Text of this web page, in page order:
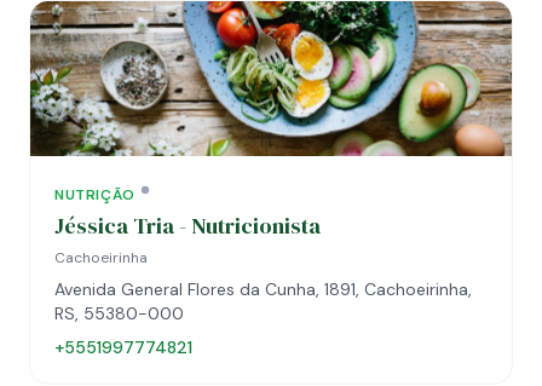
NUTRIÇÃO
Jéssica Tria - Nutricionista
Cachoeirinha
Avenida General Flores da Cunha, 1891, Cachoeirinha,
RS, 55380-000
+5551997774821